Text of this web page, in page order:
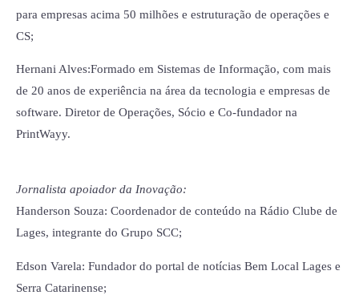
para empresas acima 50 milhões e estruturação de operações e
CS;
Hernani Alves:Formado em Sistemas de Informação, com mais
de 20 anos de experiência na área da tecnologia e empresas de
software. Diretor de Operações, Sócio e Co-fundador na
PrintWayy.
Jornalista apoiador da Inovação:
Handerson Souza: Coordenador de conteúdo na Rádio Clube de
Lages, integrante do Grupo SCC;
Edson Varela: Fundador do portal de notícias Bem Local Lages e
Serra Catarinense;